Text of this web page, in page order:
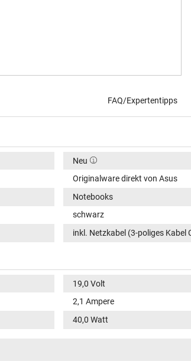
FAQ/Expertentipps
Neu
Originalware direkt von Asus
Notebooks
schwarz
inkl. Netzkabel (3-poliges Kabel
19,0 Volt
2,1 Ampere
40,0 Watt